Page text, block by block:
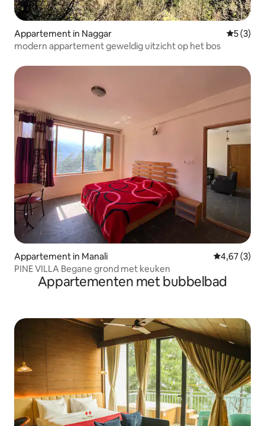
Appartement in Naggar
5 (3)
modern appartement geweldig uitzicht op het bos
Appartement in Manali
4,67 (3)
PINE VILLA Begane grond met keuken
Appartementen met bubbelbad